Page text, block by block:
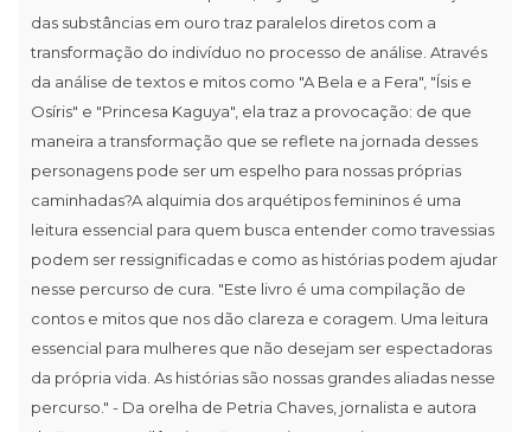
das substâncias em ouro traz paralelos diretos com a
transformação do indivíduo no processo de análise. Através
da análise de textos e mitos como "A Bela e a Fera", "Ísis e
Osíris" e "Princesa Kaguya", ela traz a provocação: de que
maneira a transformação que se reflete na jornada desses
personagens pode ser um espelho para nossas próprias
caminhadas?A alquimia dos arquétipos femininos é uma
leitura essencial para quem busca entender como travessias
podem ser ressignificadas e como as histórias podem ajudar
nesse percurso de cura. "Este livro é uma compilação de
contos e mitos que nos dão clareza e coragem. Uma leitura
essencial para mulheres que não desejam ser espectadoras
da própria vida. As histórias são nossas grandes aliadas nesse
percurso." - Da orelha de Petria Chaves, jornalista e autora